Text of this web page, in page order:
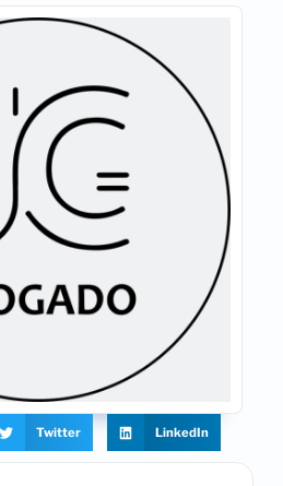
Twitter LinkedIn